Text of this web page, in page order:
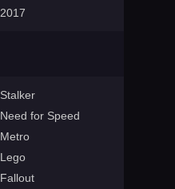
2017
Stalker
Need for Speed
Metro
Lego
Fallout